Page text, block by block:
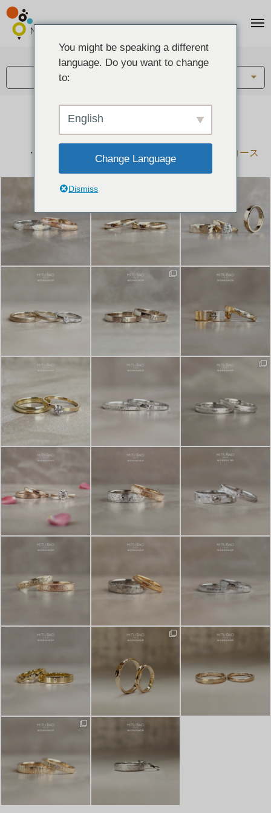
結婚指輪とペアリングのデザイン集
下記コースで手作りされた作品をご紹介します
手作り結婚指輪コース
手作りペアリングコース
You might be speaking a different
language. Do you want to change
to:
English
Change Language
Dismiss